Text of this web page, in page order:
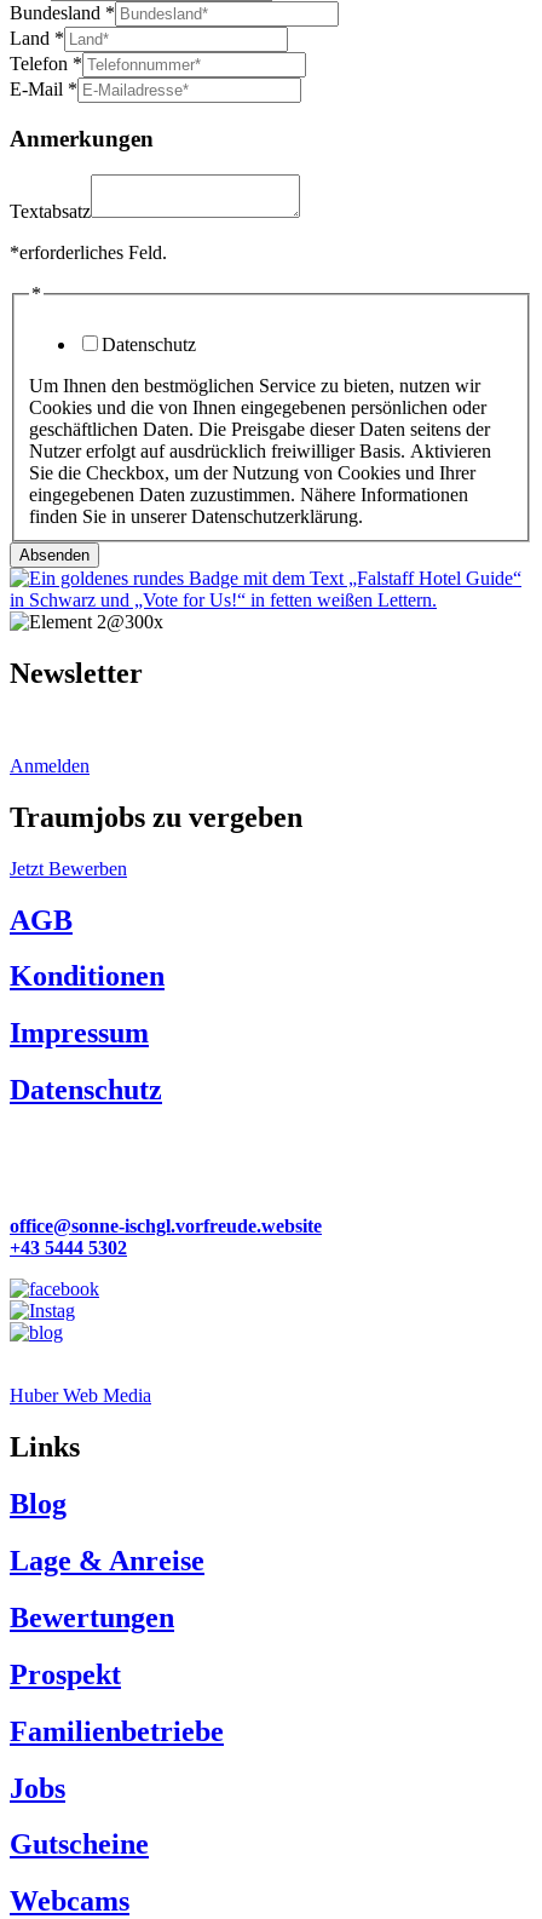
Bundesland *
Land *
Telefon *
E-Mail *
Anmerkungen
Textabsatz
*erforderliches Feld.
*
Datenschutz
Um Ihnen den bestmöglichen Service zu bieten, nutzen wir
Cookies und die von Ihnen eingegebenen persönlichen oder
geschäftlichen Daten. Die Preisgabe dieser Daten seitens der
Nutzer erfolgt auf ausdrücklich freiwilliger Basis. Aktivieren
Sie die Checkbox, um der Nutzung von Cookies und Ihrer
eingegebenen Daten zuzustimmen. Nähere Informationen
finden Sie in unserer Datenschutzerklärung.
Absenden
Newsletter
Anmelden
Traumjobs zu vergeben
Jetzt Bewerben
AGB
Konditionen
Impressum
Datenschutz
office@sonne-ischgl.vorfreude.website
+43 5444 5302
Huber Web Media
Links
Blog
Lage & Anreise
Bewertungen
Prospekt
Familienbetriebe
Jobs
Gutscheine
Webcams